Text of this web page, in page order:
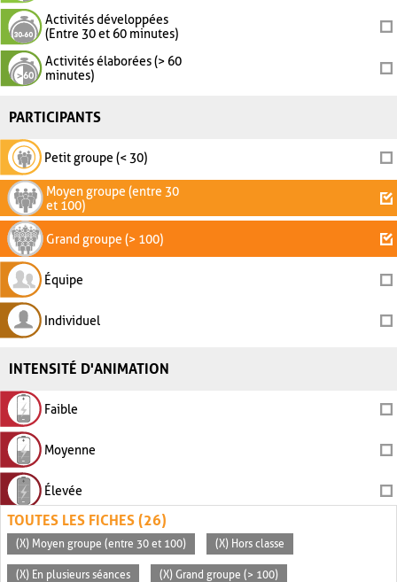
Activités développées
(Entre 30 et 60 minutes)
Activités élaborées (> 60
minutes)
PARTICIPANTS
Petit groupe (< 30)
Moyen groupe (entre 30
et 100)
Grand groupe (> 100)
Équipe
Individuel
INTENSITÉ D'ANIMATION
Faible
Moyenne
Élevée
TOUTES LES FICHES (26)
(X) Moyen groupe (entre 30 et 100) (X) Hors classe
(X) En plusieurs séances (X) Grand groupe (> 100)